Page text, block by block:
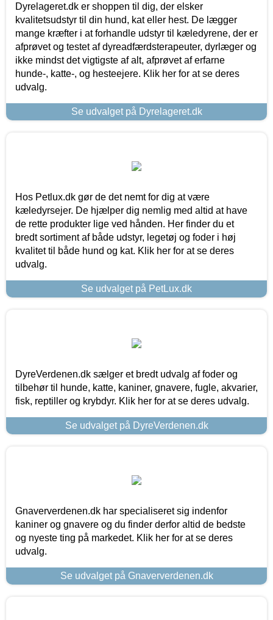
Dyrelageret.dk er shoppen til dig, der elsker
kvalitetsudstyr til din hund, kat eller hest. De lægger
mange kræfter i at forhandle udstyr til kæledyrene, der er
afprøvet og testet af dyreadfærdsterapeuter, dyrlæger og
ikke mindst det vigtigste af alt, afprøvet af erfarne
hunde-, katte-, og hesteejere. Klik her for at se deres
udvalg.
Se udvalget på Dyrelageret.dk
Hos Petlux.dk gør de det nemt for dig at være
kæledyrsejer. De hjælper dig nemlig med altid at have
de rette produkter lige ved hånden. Her finder du et
bredt sortiment af både udstyr, legetøj og foder i høj
kvalitet til både hund og kat. Klik her for at se deres
udvalg.
Se udvalget på PetLux.dk
DyreVerdenen.dk sælger et bredt udvalg af foder og
tilbehør til hunde, katte, kaniner, gnavere, fugle, akvarier,
fisk, reptiller og krybdyr. Klik her for at se deres udvalg.
Se udvalget på DyreVerdenen.dk
Gnaververdenen.dk har specialiseret sig indenfor
kaniner og gnavere og du finder derfor altid de bedste
og nyeste ting på markedet. Klik her for at se deres
udvalg.
Se udvalget på Gnaververdenen.dk